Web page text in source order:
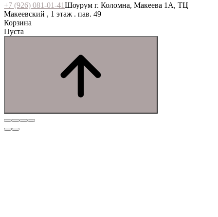
+7 (926) 081-01-41Шоурум г. Коломна, Макеева 1А, ТЦ
Макеевский , 1 этаж . пав. 49
Корзина
Пуста